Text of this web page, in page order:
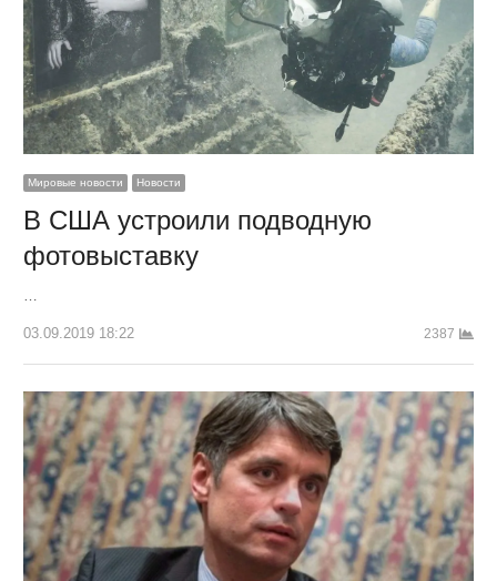
Мировые новости Новости
В США устроили подводную
фотовыставку
03.09.2019 18:22 2387